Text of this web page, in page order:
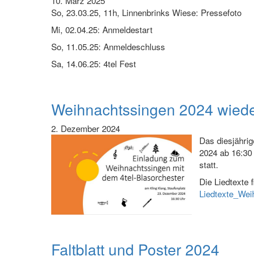
So, 23.03.25, 11h, Linnenbrinks Wiese: Pressefoto
Mi, 02.04.25: Anmeldestart
So, 11.05.25: Anmeldeschluss
Sa, 14.06.25: 4tel Fest
Weihnachtssingen 2024
2. Dezember 2024
Das
2024 ab
statt.
Die Liedtexte
Faltblatt und Poster 2024